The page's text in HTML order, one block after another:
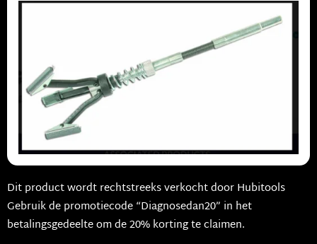
Dit product wordt rechtstreeks verkocht door Hubitools
Gebruik de promotiecode “Diagnosedan20” in het
betalingsgedeelte om de 20% korting te claimen.